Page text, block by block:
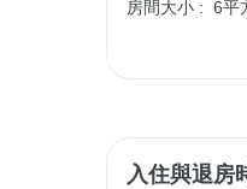
房間大小 : 6平
入住與退房